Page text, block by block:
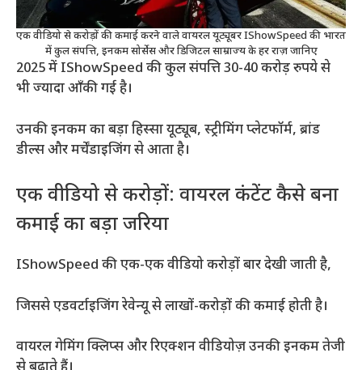
एक वीडियो से करोड़ों की कमाई करने वाले वायरल यूट्यूबर IShowSpeed की भारत
में कुल संपत्ति, इनकम सोर्सेस और डिजिटल साम्राज्य के हर राज़ जानिए
2025 में IShowSpeed की कुल संपत्ति 30-40 करोड़ रुपये से
भी ज्यादा आँकी गई है।
उनकी इनकम का बड़ा हिस्सा यूट्यूब, स्ट्रीमिंग प्लेटफॉर्म, ब्रांड
डील्स और मर्चेंडाइजिंग से आता है।
एक वीडियो से करोड़ों: वायरल कंटेंट कैसे बना
कमाई का बड़ा जरिया
IShowSpeed की एक-एक वीडियो करोड़ों बार देखी जाती है,
जिससे एडवर्टाइजिंग रेवेन्यू से लाखों-करोड़ों की कमाई होती है।
वायरल गेमिंग क्लिप्स और रिएक्शन वीडियोज़ उनकी इनकम तेजी